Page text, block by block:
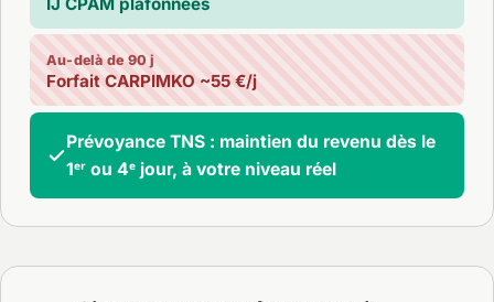
Au-delà de 90 j
Forfait CARPIMKO ~55 €/j
Prévoyance TNS : maintien du revenu dès le
1ᵉʳ ou 4ᵉ jour, à votre niveau réel